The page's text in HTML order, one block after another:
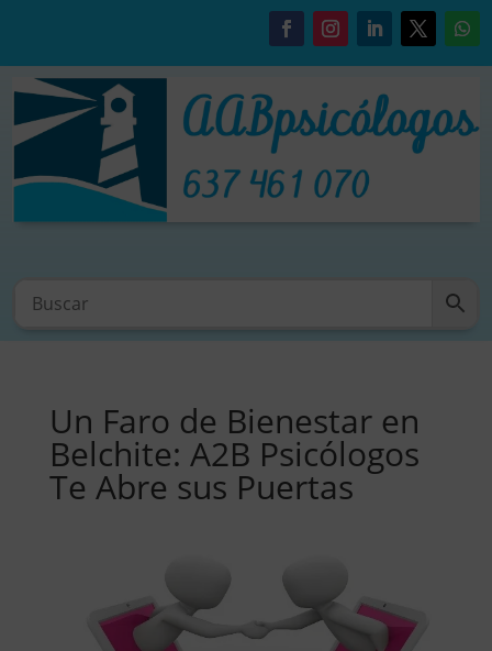
Un Faro de Bienestar en
Belchite: A2B Psicólogos
Te Abre sus Puertas